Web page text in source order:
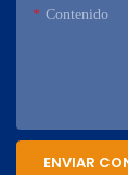
Contenido
ENVIAR